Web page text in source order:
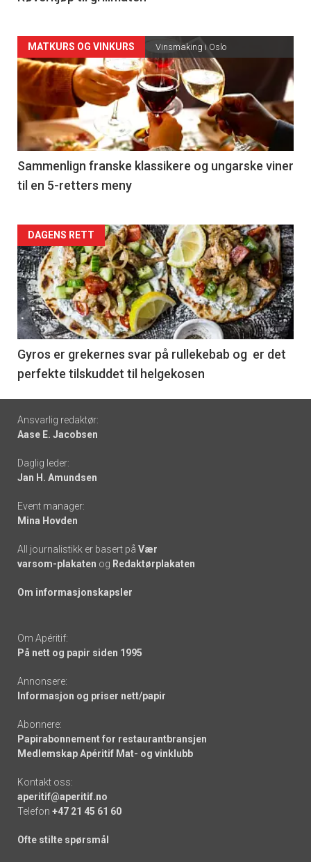
Forsiden
akkurat
nå
-
5
MATKURS OG VINKURS Vinsmaking i Oslo
Sammenlign franske klassikere og ungarske viner
til en 5-retters meny
Forsiden
akkurat
nå
-
6
DAGENS RETT
Gyros er grekernes svar på rullekebab og er det
perfekte tilskuddet til helgekosen
Footer
-
links
Ansvarlig redaktør:
Aase E. Jacobsen
Daglig leder:
Jan H. Amundsen
Event manager:
Mina Hovden
All journalistikk er basert på Vær
varsom-plakaten og Redaktørplakaten
Om informasjonskapsler
Om Apéritif:
På nett og papir siden 1995
Annonsere:
Informasjon og priser nett/papir
Abonnere:
Papirabonnement for restaurantbransjen
Medlemskap Apéritif Mat- og vinklubb
Kontakt oss:
aperitif@aperitif.no
Telefon +47 21 45 61 60
Ofte stilte spørsmål